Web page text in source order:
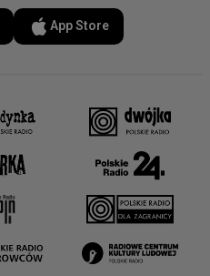
App Store